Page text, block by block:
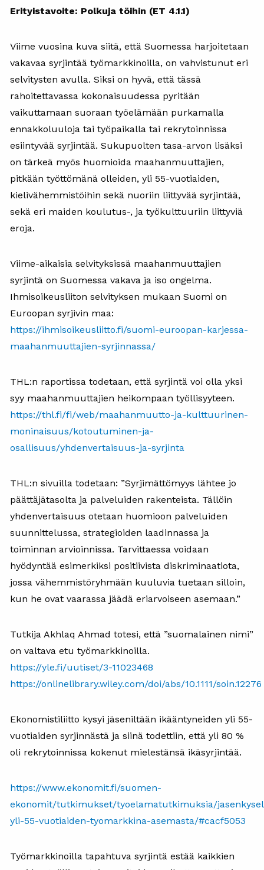
Erityistavoite: Polkuja töihin (ET 4.1.1)
Viime vuosina kuva siitä, että Suomessa harjoitetaan
vakavaa syrjintää työmarkkinoilla, on vahvistunut eri
selvitysten avulla. Siksi on hyvä, että tässä
rahoitettavassa kokonaisuudessa pyritään
vaikuttamaan suoraan työelämään purkamalla
ennakkoluuloja tai työpaikalla tai rekrytoinnissa
esiintyvää syrjintää. Sukupuolten tasa-arvon lisäksi
on tärkeä myös huomioida maahanmuuttajien,
pitkään työttömänä olleiden, yli 55-vuotiaiden,
kielivähemmistöihin sekä nuoriin liittyvää syrjintää,
sekä eri maiden koulutus-, ja työkulttuuriin liittyviä
eroja.
Viime-aikaisia selvityksissä maahanmuuttajien
syrjintä on Suomessa vakava ja iso ongelma.
Ihmisoikeusliiton selvityksen mukaan Suomi on
Euroopan syrjivin maa:
https://ihmisoikeusliitto.fi/suomi-euroopan-karjessa-
maahanmuuttajien-syrjinnassa/
THL:n raportissa todetaan, että syrjintä voi olla yksi
syy maahanmuuttajien heikompaan työllisyyteen.
https://thl.fi/fi/web/maahanmuutto-ja-kulttuurinen-
moninaisuus/kotoutuminen-ja-
osallisuus/yhdenvertaisuus-ja-syrjinta
THL:n sivuilla todetaan: ”Syrjimättömyys lähtee jo
päättäjätasolta ja palveluiden rakenteista. Tällöin
yhdenvertaisuus otetaan huomioon palveluiden
suunnittelussa, strategioiden laadinnassa ja
toiminnan arvioinnissa. Tarvittaessa voidaan
hyödyntää esimerkiksi positiivista diskriminaatiota,
jossa vähemmistöryhmään kuuluvia tuetaan silloin,
kun he ovat vaarassa jäädä eriarvoiseen asemaan.”
Tutkija Akhlaq Ahmad totesi, että ”suomalainen nimi”
on valtava etu työmarkkinoilla.
https://yle.fi/uutiset/3-11023468
https://onlinelibrary.wiley.com/doi/abs/10.1111/soin.12276
Ekonomistiliitto kysyi jäseniltään ikääntyneiden yli 55-
vuotiaiden syrjinnästä ja siinä todettiin, että yli 80 %
oli rekrytoinnissa kokenut mielestänsä ikäsyrjintää.
https://www.ekonomit.fi/suomen-
ekonomit/tutkimukset/tyoelamatutkimuksia/
yli-55-vuotiaiden-tyomarkkina-asemasta/#cacf5053
Työmarkkinoilla tapahtuva syrjintä estää kaikkien